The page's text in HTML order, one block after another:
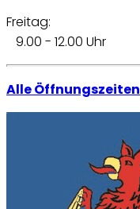
Freitag:
9.00 - 12.00 Uhr
Alle Öffnungszeiten